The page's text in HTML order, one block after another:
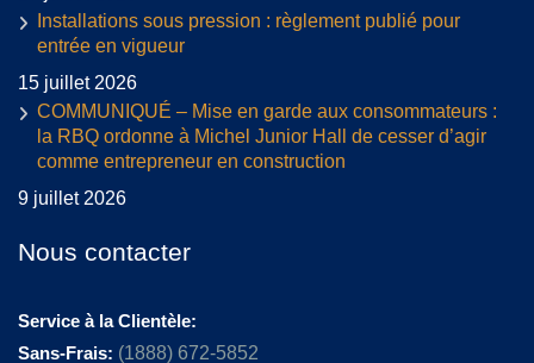
Installations sous pression : règlement publié pour
entrée en vigueur
15 juillet 2026
COMMUNIQUÉ – Mise en garde aux consommateurs :
la RBQ ordonne à Michel Junior Hall de cesser d’agir
comme entrepreneur en construction
9 juillet 2026
Nous contacter
Service à la Clientèle:
Sans-Frais: (1888) 672-5852